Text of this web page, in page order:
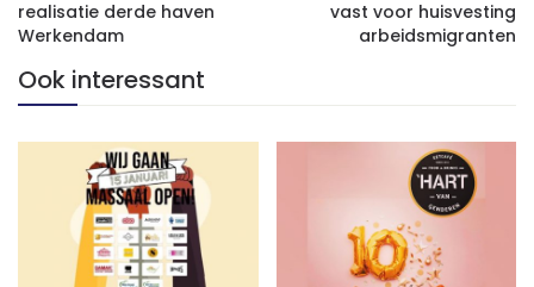
realisatie derde haven
Werkendam
vast voor huisvesting
arbeidsmigranten
Ook interessant